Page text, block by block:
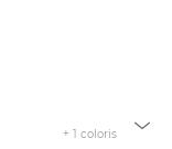
+ 1 coloris